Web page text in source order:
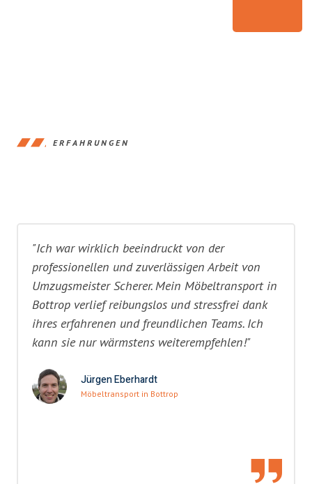
ERFAHRUNGEN
"Ich war wirklich beeindruckt von der
professionellen und zuverlässigen Arbeit von
Umzugsmeister Scherer. Mein Möbeltransport in
Bottrop verlief reibungslos und stressfrei dank
ihres erfahrenen und freundlichen Teams. Ich
kann sie nur wärmstens weiterempfehlen!"
Jürgen Eberhardt
Möbeltransport in Bottrop